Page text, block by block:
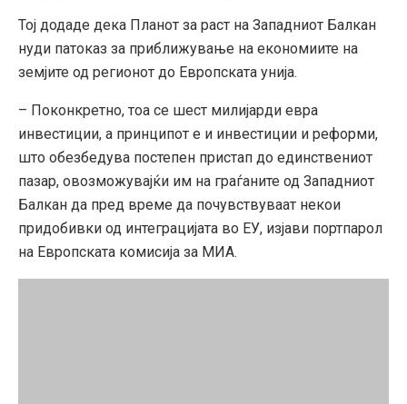
Тој додаде дека Планот за раст на Западниот Балкан
нуди патоказ за приближување на економиите на
земјите од регионот до Европската унија.
– Поконкретно, тоа се шест милијарди евра
инвестиции, а принципот е и инвестиции и реформи,
што обезбедува постепен пристап до единствениот
пазар, овозможувајќи им на граѓаните од Западниот
Балкан да пред време да почувствуваат некои
придобивки од интеграцијата во ЕУ, изјави портпарол
на Европската комисија за МИА.